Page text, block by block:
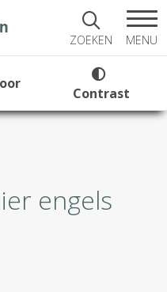
ZOEKEN MENU
Contrast
engels